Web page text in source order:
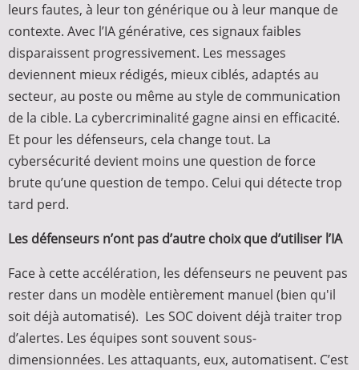
leurs fautes, à leur ton générique ou à leur manque de
contexte. Avec l’IA générative, ces signaux faibles
disparaissent progressivement. Les messages
deviennent mieux rédigés, mieux ciblés, adaptés au
secteur, au poste ou même au style de communication
de la cible. La cybercriminalité gagne ainsi en efficacité.
Et pour les défenseurs, cela change tout. La
cybersécurité devient moins une question de force
brute qu’une question de tempo. Celui qui détecte trop
tard perd.
Les défenseurs n’ont pas d’autre choix que d’utiliser l’IA
Face à cette accélération, les défenseurs ne peuvent pas
rester dans un modèle entièrement manuel (bien qu'il
soit déjà automatisé). Les SOC doivent déjà traiter trop
d’alertes. Les équipes sont souvent sous-
dimensionnées. Les attaquants, eux, automatisent. C’est